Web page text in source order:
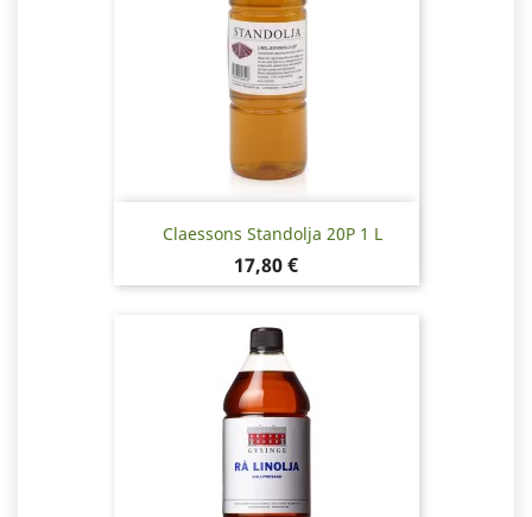
Claessons Standolja 20P 1 L
Pris
17,80 €